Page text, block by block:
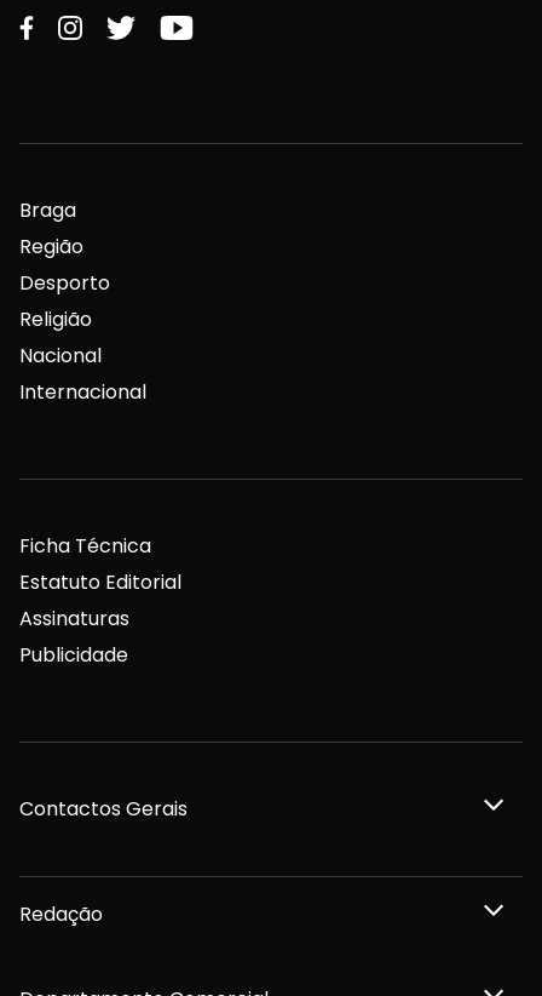
Braga
Região
Desporto
Religião
Nacional
Internacional
Ficha Técnica
Estatuto Editorial
Assinaturas
Publicidade
Contactos Gerais
Redação